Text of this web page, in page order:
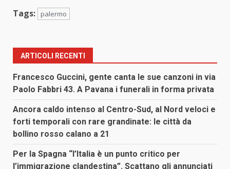
Tags: palermo
ARTICOLI RECENTI
Francesco Guccini, gente canta le sue canzoni in via
Paolo Fabbri 43. A Pavana i funerali in forma privata
Ancora caldo intenso al Centro-Sud, al Nord veloci e
forti temporali con rare grandinate: le città da
bollino rosso calano a 21
Per la Spagna “l’Italia è un punto critico per
l’immigrazione clandestina”. Scattano gli annunciati